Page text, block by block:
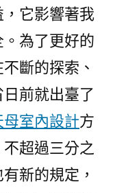
它影響著我
為了更好的
斷的探索、
前就出臺了
母室內設計方
超過三分之
新的規定，